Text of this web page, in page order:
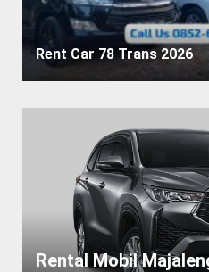
Rental Mobil
Rent Car 78 Trans 2026